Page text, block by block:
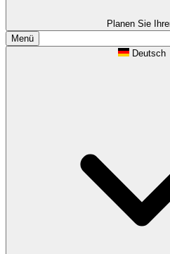
Planen Sie
Menü
Deutsch